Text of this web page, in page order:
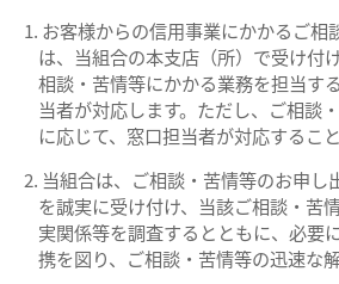
お客様からの信用事業にかかるご相
は、当組合の本支店（所）で受け付
相談・苦情等にかかる業務を担当す
当者が対応します。ただし、ご相談
に応じて、窓口担当者が対応すること
当組合は、ご相談・苦情等のお申し
を誠実に受け付け、当該ご相談・苦
実関係等を調査するとともに、必要
携を図り、ご相談・苦情等の迅速な解